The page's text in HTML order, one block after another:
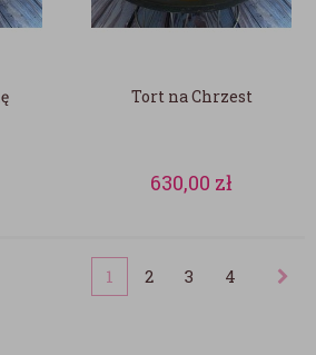
Tort na Chrzest
630,00 zł
1 2 3 4